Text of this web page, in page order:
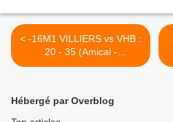
< -16M1 VILLIERS vs VHB :
20 - 35 (Amical -
07.01.2012)
Hébergé par Overblog